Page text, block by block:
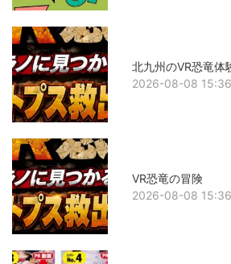
北九州のVR恐竜体
2026-08-08
VR恐竜の冒険
2026-08-08